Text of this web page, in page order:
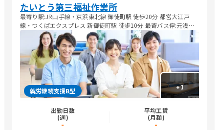
たいとう第三福祉作業所
最寄り駅:JR山手線・京浜東北線 御徒町駅 徒歩20分 都営大江戸
線・つくばエクスプレス 新御徒町駅 徒歩10分 最寄バス停:元浅草3
丁目 下車 徒歩5分 ○都02(錦糸町駅行き・大塚駅行き)
+1
就労継続支援B型
出勤日数
(週)
-
平均工賃
(月額)
-